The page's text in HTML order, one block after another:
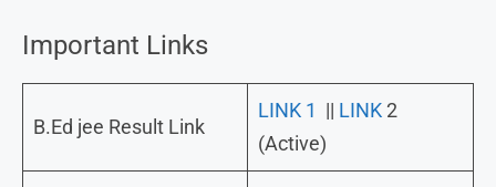
Important Links
B.Ed jee Result Link
LINK 1 || LINK 2
(Active)